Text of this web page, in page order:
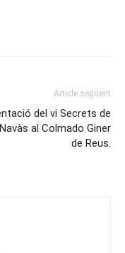
Article següent
del vi Secrets de
al Colmado Giner
de Reus.